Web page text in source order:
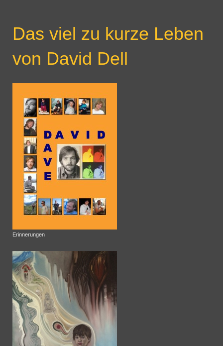
Das viel zu kurze Leben
von David Dell
Erinnerungen